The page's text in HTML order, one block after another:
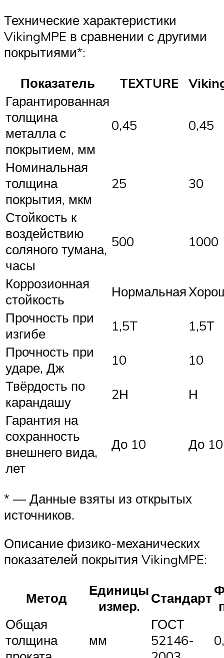
Технические характеристики
VikingMPE в сравнении с другими
покрытиями*:
Показатель
TEXTURE
Гарантированная
толщина
металла с
покрытием, мм
0,45 0,45
Номинальная
толщина
покрытия, мкм
25 30
Стойкость к
воздействию
соляного тумана,
часы
500 1000
Коррозионная
стойкость
Нормальная
Прочность при
изгибе
1,5T
1,5Т
Прочность при
ударе, Дж
10
10
Твёрдость по
карандашу
2Н
Н
Гарантия на
сохранность
внешнего вида,
лет
До 10 До 10
* — Данные взяты из открытых
источников.
Описание физико-механических
показателей покрытия VikingMPE:
Метод
Единицы
измер.
Стандарт
Общая
толщина
мм
ГОСТ
52146-